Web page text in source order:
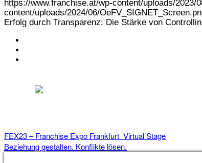
https://www.franchise.at/wp-content/uploads/2023/
content/uploads/2024/06/
Erfolg durch Transparenz: Die Stärke von
FEX23 – Franchise Expo Frankfurt Virtual Stage
Beziehung gestalten. Konflikte lösen.